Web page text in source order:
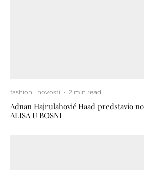
fashion novosti · 2 min read
Adnan Hajrulahović Haad predstavio
ALISA U BOSNI